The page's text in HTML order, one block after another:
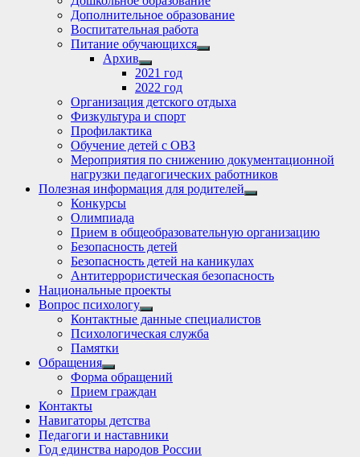
Дополнительное образование
Воспитательная работа
Питание обучающихся
Show
Архив
Show
sub
menu
2021 год
2022 год
Организация детского отдыха
Физкультура и спорт
Профилактика
Обучение детей с ОВЗ
Мероприятия по снижению документационной
нагрузки педагогических работников
Полезная информация для родителей
Show
Конкурсы
Олимпиада
Прием в общеобразовательную организацию
Безопасность детей
Безопасность детей на каникулах
Антитеррористическая безопасность
Национальные проекты
Вопрос психологу
Show
sub
menu
Контактные данные специалистов
Психологическая служба
Памятки
Обращения
Show
sub
menu
Форма обращений
Прием граждан
Контакты
Навигаторы детства
Педагоги и наставники
Год единства народов России